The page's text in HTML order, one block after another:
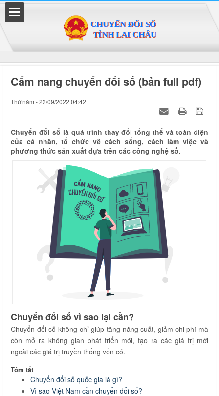
Cẩm nang chuyển đổi số (bản full pdf)
Thứ năm - 22/09/2022 04:42
Chuyển đổi số là quá trình thay đổi tổng thể và toàn diện
của cá nhân, tổ chức về cách sống, cách làm việc và
phương thức sản xuất dựa trên các công nghệ số.
Chuyển đổi số vì sao lại cần?
Chuyển đổi số không chỉ giúp tăng năng suất, giảm chi phí mà
còn mở ra không gian phát triển mới, tạo ra các giá trị mới
ngoài các giá trị truyền thống vốn có.
Tóm tắt
Chuyển đổi số quốc gia là gì?
Vì sao Việt Nam cần chuyển đổi số?
Đã kết nối EMC